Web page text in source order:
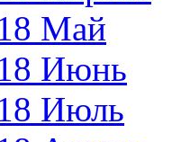
Май
Июнь
Июль